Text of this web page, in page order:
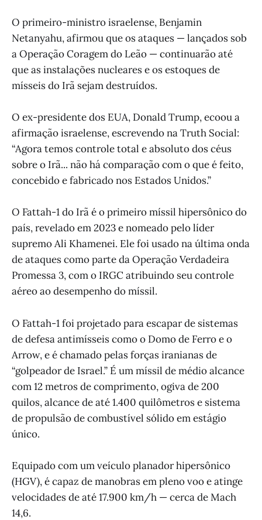
O primeiro-ministro israelense, Benjamin
Netanyahu, afirmou que os ataques — lançados sob
a Operação Coragem do Leão — continuarão até
que as instalações nucleares e os estoques de
mísseis do Irã sejam destruídos.
O ex-presidente dos EUA, Donald Trump, ecoou a
afirmação israelense, escrevendo na Truth Social:
“Agora temos controle total e absoluto dos céus
sobre o Irã... não há comparação com o que é feito,
concebido e fabricado nos Estados Unidos.”
O Fattah-1 do Irã é o primeiro míssil hipersônico do
país, revelado em 2023 e nomeado pelo líder
supremo Ali Khamenei. Ele foi usado na última onda
de ataques como parte da Operação Verdadeira
Promessa 3, com o IRGC atribuindo seu controle
aéreo ao desempenho do míssil.
O Fattah-1 foi projetado para escapar de sistemas
de defesa antimísseis como o Domo de Ferro e o
Arrow, e é chamado pelas forças iranianas de
“golpeador de Israel.” É um míssil de médio alcance
com 12 metros de comprimento, ogiva de 200
quilos, alcance de até 1.400 quilômetros e sistema
de propulsão de combustível sólido em estágio
único.
Equipado com um veículo planador hipersônico
(HGV), é capaz de manobras em pleno voo e atinge
velocidades de até 17.900 km/h — cerca de Mach
14,6.